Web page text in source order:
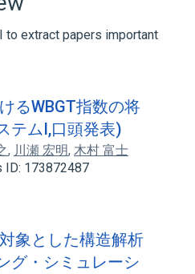
to extract papers important
るWBGT指数の将
テムI,口頭発表)
, 川瀬 宏明, 木村 富士
ID: 173872487
象とした構造解析
グ・シミュレーシ